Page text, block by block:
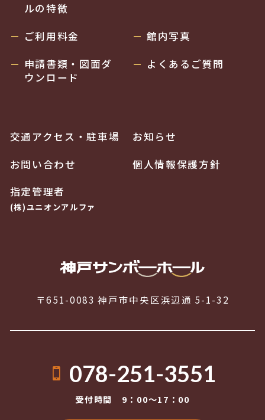
〒651-0083 神戸市中央区浜辺通 5-1-32
078-251-3551
受付時間 9：00〜17：00
ルの特徴
ご利用料金
館内写真
申請書類・図面ダ
ウンロード
よくあるご質問
交通アクセス・駐車場
お知らせ
お問い合わせ
個人情報保護方針
指定管理者
(株)ユニオンアルファ